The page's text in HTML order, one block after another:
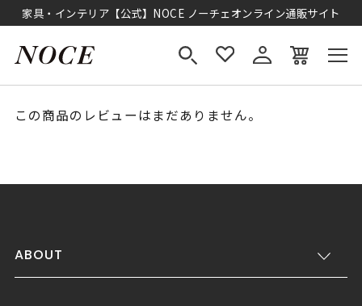
家具・インテリア【公式】NOCE ノーチェオンライン通販サイト
この商品のレビューはまだありません。
ABOUT